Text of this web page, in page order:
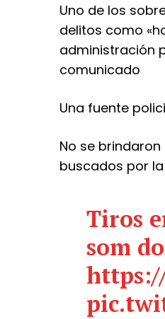
Uno de los
delitos como
administración
comunicado
Una fuente
No se
buscados por
Tiros
som